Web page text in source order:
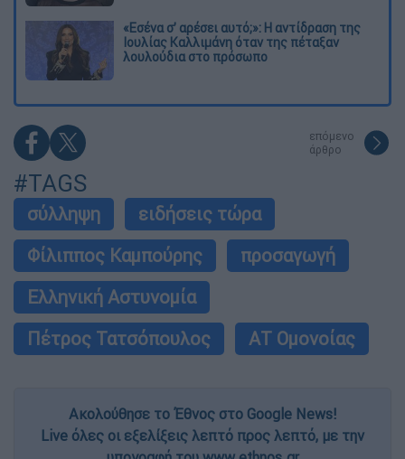
«Εσένα σ’ αρέσει αυτό;»: Η αντίδραση της
Ιουλίας Καλλιμάνη όταν της πέταξαν
λουλούδια στο πρόσωπο
επόμενο
άρθρο
#TAGS
σύλληψη
ειδήσεις τώρα
Φίλιππος Καμπούρης
προσαγωγή
Ελληνική Αστυνομία
Πέτρος Τατσόπουλος
ΑΤ Ομονοίας
Ακολούθησε το Έθνος στο Google News!
Live όλες οι εξελίξεις λεπτό προς λεπτό, με την